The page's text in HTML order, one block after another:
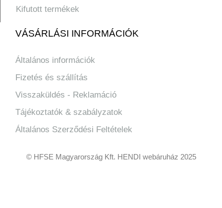
Kifutott termékek
VÁSÁRLÁSI INFORMÁCIÓK
Általános információk
Fizetés és szállítás
Visszaküldés - Reklamáció
Tájékoztatók & szabályzatok
Általános Szerződési Feltételek
© HFSE Magyarország Kft. HENDI webáruház 2025